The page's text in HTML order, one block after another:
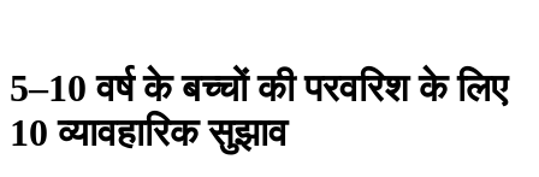
5–10 वर्ष के बच्चों की परवरिश के लिए
10 व्यावहारिक सुझाव